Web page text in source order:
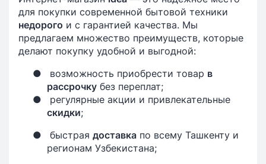
для покупки современной бытовой техники
недорого и с гарантией качества. Мы
предлагаем множество преимуществ, которые
делают покупку удобной и выгодной:
●
возможность приобрести товар в
рассрочку без переплат;
●
регулярные акции и привлекательные
скидки;
●
быстрая доставка по всему Ташкенту и
регионам Узбекистана;